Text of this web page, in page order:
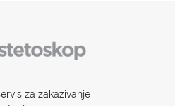
za zakazivanje